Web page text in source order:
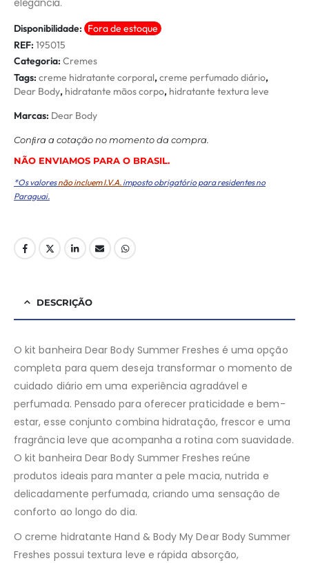
elegância.
Disponibilidade: Fora de estoque
REF: 195015
Categoria: Cremes
Tags: creme hidratante corporal,creme perfumado diário,
Dear Body, hidratante mãos corpo, hidratante textura leve
Marcas: Dear Body
Conﬁra a cotação no momento da compra.
NÃO ENVIAMOS PARA O BRASIL.
*Os valoresnão incluem I.V.A. imposto obrigatório para residentes no
Paraguai.
DESCRIÇÃO
O kit banheira Dear Body Summer Freshes é uma opção
completa para quem deseja transformar o momento de
cuidado diário em uma experiência agradável e
perfumada. Pensado para oferecer praticidade e bem-
estar, esse conjunto combina hidratação, frescor e uma
fragrância leve que acompanha a rotina com suavidade.
O kit banheira Dear Body Summer Freshes reúne
produtos ideais para manter a pele macia, nutrida e
delicadamente perfumada, criando uma sensação de
conforto ao longo do dia.
O creme hidratante Hand & Body My Dear Body Summer
Freshes possui textura leve e rápida absorção,